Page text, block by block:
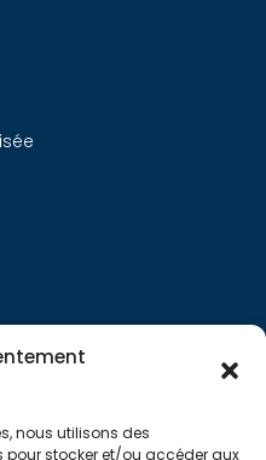
nous utilisons des
pour stocker et/ou accéder aux